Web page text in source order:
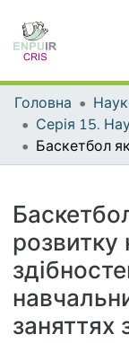
Головна
розвитку
заняттях